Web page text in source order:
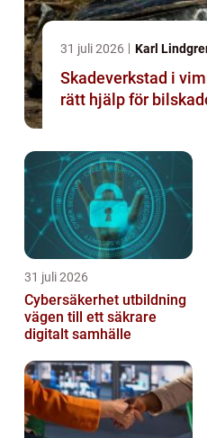
31 juli 2026 Karl
Skadeverkstad i vimmerby
rätt hjälp för
31 juli 2026
Cybersäkerhet utbildning
vägen till ett säkrare
digitalt samhälle